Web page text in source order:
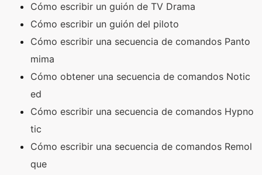
Cómo escribir un guión de TV Drama
Cómo escribir un guión del piloto
Cómo escribir una secuencia de comandos Panto
mima
Cómo obtener una secuencia de comandos Notic
ed
Cómo escribir una secuencia de comandos Hypno
tic
Cómo escribir una secuencia de comandos Remol
que